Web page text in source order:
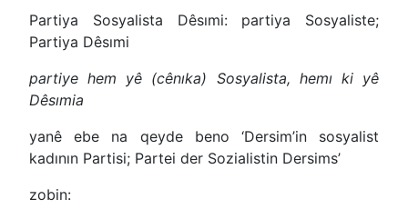
Partiya Sosyalista Dêsımi: partiya Sosyaliste;
Partiya Dêsımi
partiye hem yê (cênıka) Sosyalista, hemı ki yê
Dêsımia
yanê ebe na qeyde beno ‘Dersim’in sosyalist
kadının Partisi; Partei der Sozialistin Dersims’
zobin: